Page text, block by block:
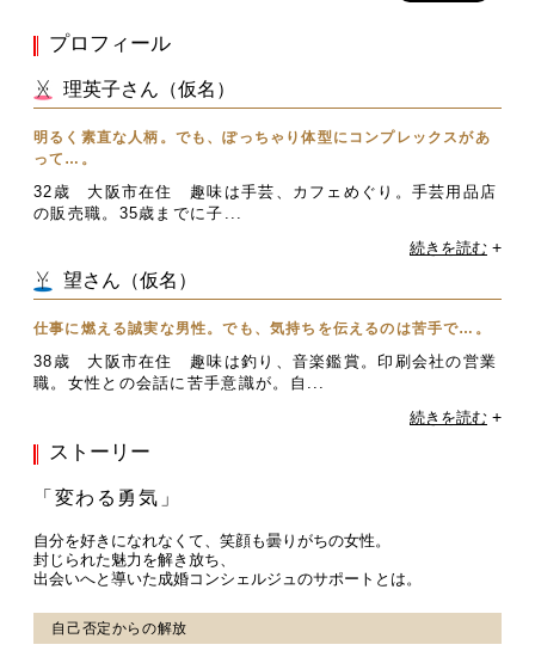
プロフィール
理英子さん（仮名）
明るく素直な人柄。でも、ぽっちゃり体型にコンプレックスがあ
って…。
32歳 大阪市在住 趣味は手芸、カフェめぐり。手芸用品店
の販売職。35歳までに子...
続きを読む +
望さん（仮名）
仕事に燃える誠実な男性。でも、気持ちを伝えるのは苦手で…。
38歳 大阪市在住 趣味は釣り、音楽鑑賞。印刷会社の営業
職。女性との会話に苦手意識が。自...
続きを読む +
ストーリー
「変わる勇気」
自分を好きになれなくて、笑顔も曇りがちの女性。
封じられた魅力を解き放ち、
出会いへと導いた成婚コンシェルジュのサポートとは。
自己否定からの解放